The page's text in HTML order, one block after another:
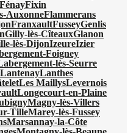
FénayFixin
AuxonneFlammerans
FranxaultFusseyGenlis
Gilly-lès-CîteauxGlanon
lès-DijonIzeureIzier
Foigney
lès-Seurre
LantenayLanthes
Les MaillysLevernois
Longecourt-en-Plaine
Magny-lès-Villers
TilleMarey-lès-Fussey
Marsannay-la-Côte